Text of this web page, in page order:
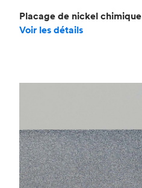
Placage de nickel chimique
Voir les détails